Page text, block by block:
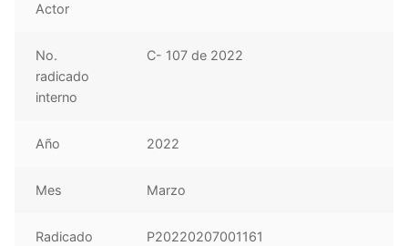
Actor
No.
radicado
interno
C- 107 de 2022
Año 2022
Mes Marzo
Radicado
P20220207001161